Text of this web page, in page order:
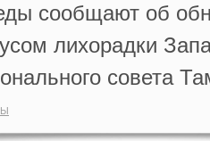
сообщают об
лихорадки
совета